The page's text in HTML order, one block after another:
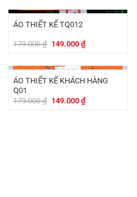
179.000 ₫.là:
169.000 ₫.
ÁO THIẾT KẾ TQ012
179.000₫ Giá
179.000 ₫.
149.000 ₫Giá
hiện
là:
149.000 ₫.
ÁO THIẾT KẾ KHÁCH HÀNG
Q01
179.000₫ Giá
149.000 ₫Giá
hiện